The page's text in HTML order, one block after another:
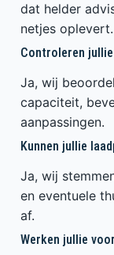
dat helder
netjes oplevert.
Controleren
Ja, wij
capaciteit,
aanpassingen.
Kunnen jullie
Ja, wij
en eventuele
af.
Werken jullie